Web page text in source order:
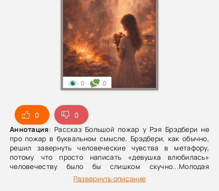
0
0
Аннотация: Рассказ Большой пожар у Рэя Брэдбери не
про пожар в буквальном смысле. Брэдбери, как обычно,
решил завернуть человеческие чувства в метафору,
потому что просто написать «девушка влюбилась»
человечеству было бы слишком скучно...Молодая
девушка Марианна приезжает к родственникам и
переживает бурное пробуждение чувств, страсти,
Развернуть описание
0 0